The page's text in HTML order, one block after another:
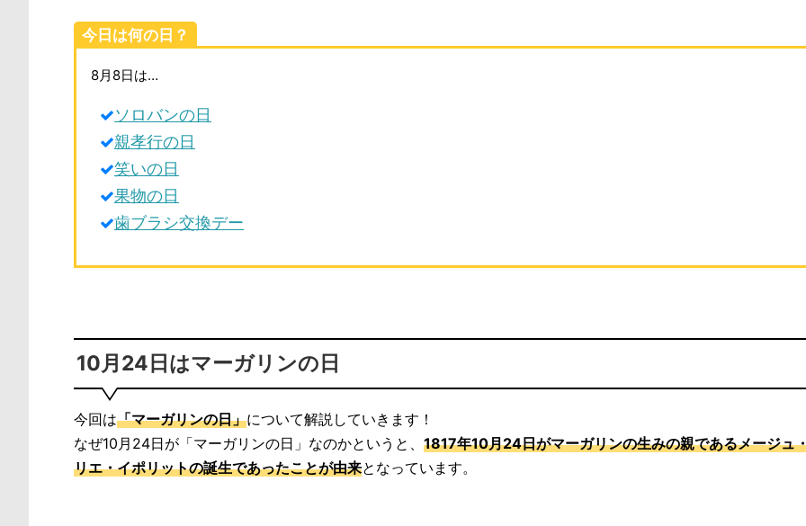
今日は何の日？
8月8日は…
ソロバンの日
親孝行の日
笑いの日
果物の日
歯ブラシ交換デー
10月24日はマーガリンの日
今回は「マーガリンの日」について解説していきます！
なぜ10月24日が「マーガリンの日」なのかというと、 1817年10月24日がマーガリンの生みの親であるメージュ
リエ・イポリットの誕生であったことが由来となっています。